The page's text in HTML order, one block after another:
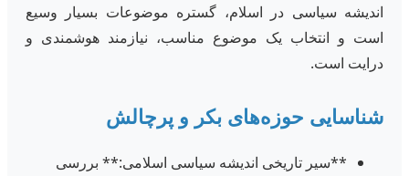
اندیشه سیاسی در اسلام، گستره موضوعات بسیار وسیع
است و انتخاب یک موضوع مناسب، نیازمند هوشمندی و
درایت است.
شناسایی حوزه‌های بکر و پرچالش
**سیر تاریخی اندیشه سیاسی اسلامی:** بررسی